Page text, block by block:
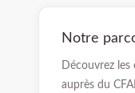
Notre
Découvrez
auprès du